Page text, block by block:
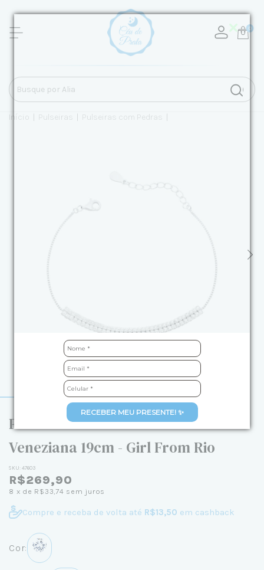
RECEBER MEU PRESENTE! ✨
0
Início Pulseiras Pulseiras com Pedras
Pulseira de Prata Riviera Elo
Veneziana 19cm - Girl From Rio
SKU: 47603
R$269,90
8 x de R$33,74 sem juros
Compre e receba de volta até R$13,50 em cashback
Cor: